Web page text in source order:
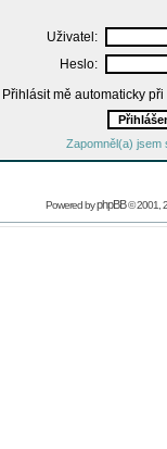
Uživatel:
Heslo:
Přihlásit mě automaticky
Zapomněl(a) jsem
Powered byphpBB© 2001,